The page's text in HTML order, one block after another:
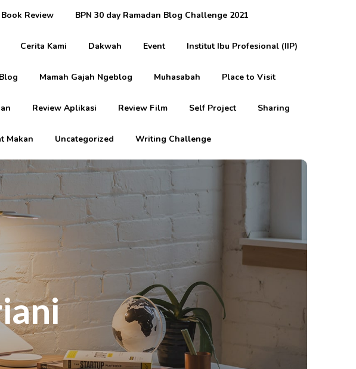
Book Review BPN 30 day Ramadan Blog Challenge 2021
Cerita Kami Dakwah Event Institut Ibu Profesional (IIP)
Mamah Gajah Ngeblog Muhasabah Place to Visit
Review Aplikasi Review Film Self Project Sharing
Makan Uncategorized Writing Challenge